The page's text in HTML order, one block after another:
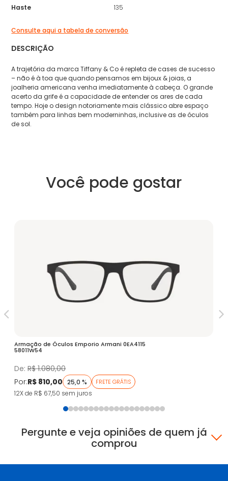
Haste
135
Consulte aqui a tabela de conversão
DESCRIÇÃO
A trajetória da marca Tiffany & Co é repleta de cases de sucesso
– não é à toa que quando pensamos em bijoux & joias, a
joalheria americana venha imediatamente à cabeça. O grande
acerto da grife é a capacidade de entender os ares de cada
tempo. Hoje o design notoriamente mais clássico abre espaço
também para linhas bem moderninhas, inclusive as de óculos
de sol.
Você pode gostar
Armação de Óculos Emporio Armani 0EA4115
58011W54
De:R$ 1.080,00
Por:R$ 810,00 25,0 % FRETE GRÁTIS
12X de R$ 67,50 sem juros
Pergunte e veja opiniões de quem já
comprou